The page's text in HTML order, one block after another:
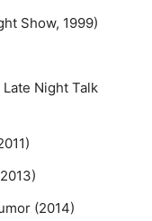
Show, 1999)
Night Talk
(2014)